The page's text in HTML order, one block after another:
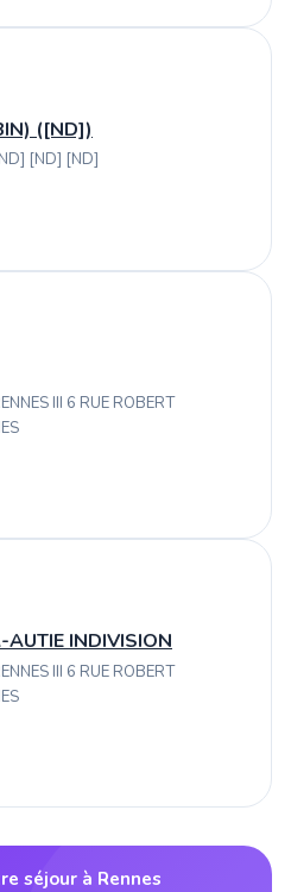
([ND])
[ND] [ND]
III 6 RUE ROBERT
INDIVISION
III 6 RUE ROBERT
séjour à Rennes